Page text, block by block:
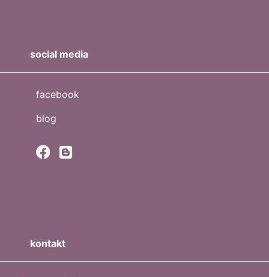
social media
facebook
blog
kontakt